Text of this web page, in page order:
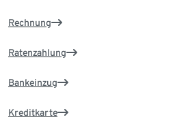
Rechnung
Ratenzahlung
Bankeinzug
Kreditkarte